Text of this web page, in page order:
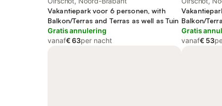
Vakantiepark voor 6 personen, with
Balkon/Terras and Terras as well as Tuin
Gratis annulering
vanaf€ 63per nacht
Balkon/
Gratis
vanaf€ 53